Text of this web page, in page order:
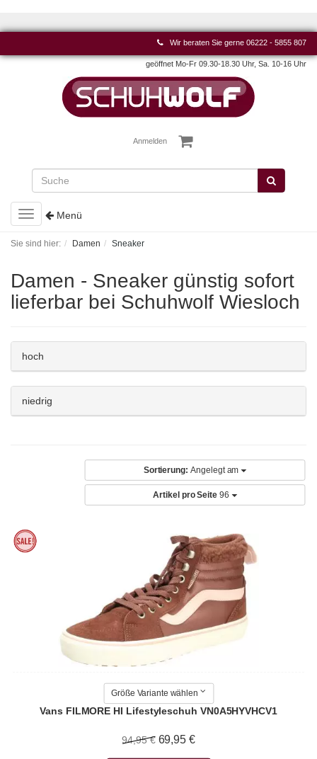
Wir beraten Sie gerne 06222 - 5855 807
geöffnet Mo-Fr 09.30-18.30 Uhr, Sa. 10-16 Uhr
Anmelden
Toggle
navigation
Menü
Sie sind hier: Damen Sneaker
Damen - Sneaker günstig sofort
lieferbar bei Schuhwolf Wiesloch
hoch
niedrig
Sortierung: Angelegt am
Artikel pro Seite 96
Größe Variante wählen
Vans FILMORE HI Lifestyleschuh VN0A5HYVHCV1
94,95 € 69,95 €